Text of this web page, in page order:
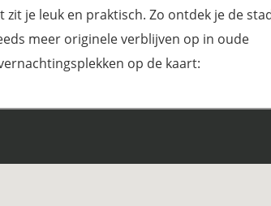
je leuk en praktisch. Zo ontdek je de
meer originele verblijven op in oude
op de kaart: